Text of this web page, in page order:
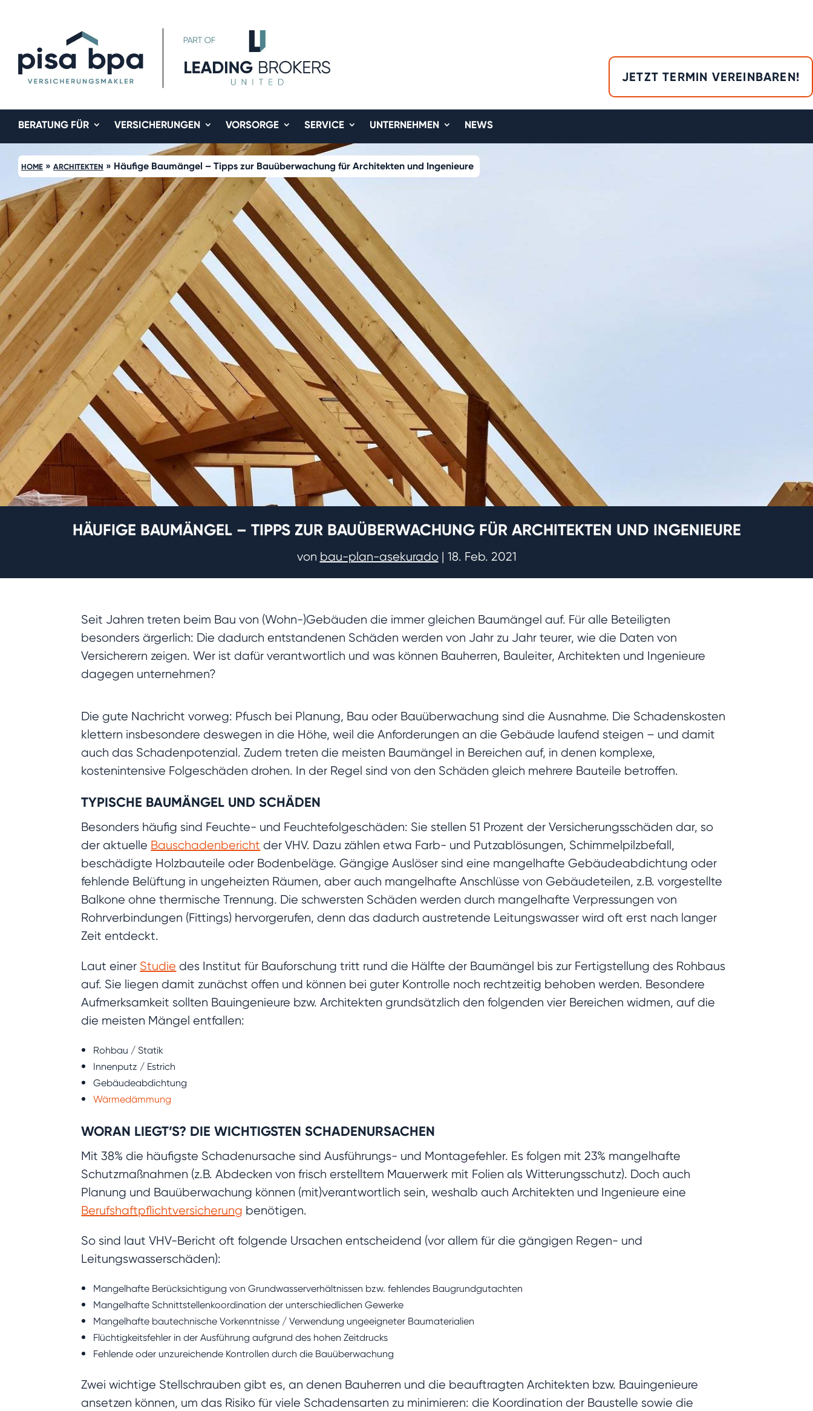
JETZT TERMIN VEREINBAREN!
BERATUNG FÜR VERSICHERUNGEN VORSORGE SERVICE UNTERNEHMEN NEWS
HOME » ARCHITEKTEN » Häufige Baumängel – Tipps zur Bauüberwachung für Architekten und Ingenieure
HÄUFIGE BAUMÄNGEL – TIPPS ZUR BAUÜBERWACHUNG FÜR ARCHITEKTEN UND INGENIEURE
von bau-plan-asekurado| 18. Feb. 2021
Seit Jahren treten beim Bau von (Wohn-)Gebäuden die immer gleichen Baumängel auf. Für alle Beteiligten
besonders ärgerlich: Die dadurch entstandenen Schäden werden von Jahr zu Jahr teurer, wie die Daten von
Versicherern zeigen. Wer ist dafür verantwortlich und was können Bauherren, Bauleiter, Architekten und Ingenieure
dagegen unternehmen?
Die gute Nachricht vorweg: Pfusch bei Planung, Bau oder Bauüberwachung sind die Ausnahme. Die Schadenskosten
klettern insbesondere deswegen in die Höhe, weil die Anforderungen an die Gebäude laufend steigen – und damit
auch das Schadenpotenzial. Zudem treten die meisten Baumängel in Bereichen auf, in denen komplexe,
kostenintensive Folgeschäden drohen. In der Regel sind von den Schäden gleich mehrere Bauteile betroffen.
TYPISCHE BAUMÄNGEL UND SCHÄDEN
Besonders häufig sind Feuchte-­ und Feuchtefolgeschäden: Sie stellen 51 Prozent der Versicherungsschäden dar, so
der aktuelle Bauschadenbericht der VHV. Dazu zählen etwa Farb- und Putzablösungen, Schimmelpilzbefall,
beschädigte Holzbauteile oder Bodenbeläge. Gängige Auslöser sind eine mangelhafte Gebäudeabdichtung oder
fehlende Belüftung in ungeheizten Räumen, aber auch mangelhafte Anschlüsse von Gebäudeteilen, z.B. vorgestellte
Balkone ohne thermische Trennung. Die schwersten Schäden werden durch mangelhafte Verpressungen von
Rohrverbindungen (Fittings) hervorgerufen, denn das dadurch austretende Leitungswasser wird oft erst nach langer
Zeit entdeckt.
Laut einer Studie des Institut für Bauforschung tritt rund die Hälfte der Baumängel bis zur Fertigstellung des Rohbaus
auf. Sie liegen damit zunächst offen und können bei guter Kontrolle noch rechtzeitig behoben werden. Besondere
Aufmerksamkeit sollten Bauingenieure bzw. Architekten grundsätzlich den folgenden vier Bereichen widmen, auf die
die meisten Mängel entfallen:
Rohbau / Statik
Innenputz / Estrich
Gebäudeabdichtung
Wärmedämmung
WORAN LIEGT’S? DIE WICHTIGSTEN SCHADENURSACHEN
Mit 38% die häufigste Schadenursache sind Ausführungs- und Montagefehler. Es folgen mit 23% mangelhafte
Schutzmaßnahmen (z.B. Abdecken von frisch erstelltem Mauerwerk mit Folien als Witterungsschutz). Doch auch
Planung und Bauüberwachung können (mit)verantwortlich sein, weshalb auch Architekten und Ingenieure eine
Berufshaftpflichtversicherung benötigen.
So sind laut VHV-Bericht oft folgende Ursachen entscheidend (vor allem für die gängigen Regen-­ und
Leitungswasserschäden):
Mangelhafte Berücksichtigung von Grundwasserverhältnissen bzw. fehlendes Baugrundgutachten
Mangelhafte Schnittstellenkoordination der unterschiedlichen Gewerke
Mangelhafte bautechnische Vorkenntnisse / Verwendung ungeeigneter Baumaterialien
Flüchtigkeitsfehler in der Ausführung aufgrund des hohen Zeitdrucks
Fehlende oder unzureichende Kontrollen durch die Bauüberwachung
Zwei wichtige Stellschrauben gibt es, an denen Bauherren und die beauftragten Architekten bzw. Bauingenieure
ansetzen können, um das Risiko für viele Schadensarten zu minimieren: die Koordination der Baustelle sowie die